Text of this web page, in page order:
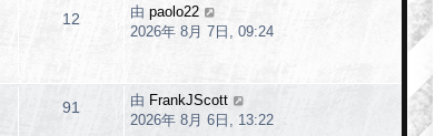
12 由 paolo22
2026年 8月 7日, 09:24
91 由 FrankJScott
2026年 8月 6日, 13:22